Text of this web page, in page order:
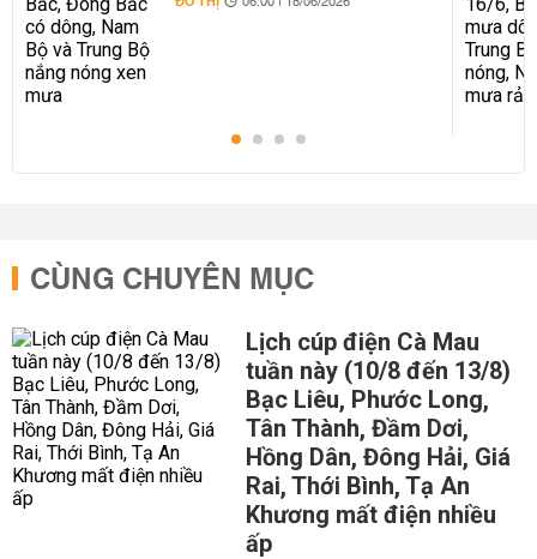
CÙNG CHUYÊN MỤC
Lịch cúp điện Cà Mau
tuần này (10/8 đến 13/8)
Bạc Liêu, Phước Long,
Tân Thành, Đầm Dơi,
Hồng Dân, Đông Hải, Giá
Rai, Thới Bình, Tạ An
Khương mất điện nhiều
ấp